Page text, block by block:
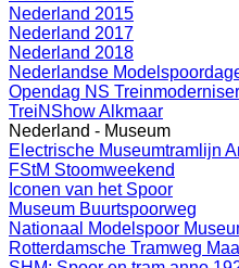
Nederland 2015
Nederland 2017
Nederland 2018
Nederlandse
Opendag NS
TreiNShow Alkmaar
Nederland - Museum
Electrische Museumtramlijn
FStM Stoomweekend
Iconen van het Spoor
Museum Buurtspoorweg
Nationaal Modelspoor
Rotterdamsche Tramweg